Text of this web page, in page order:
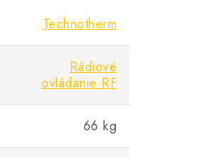
Technotherm
Rádiové
ovládanie RF
66 kg